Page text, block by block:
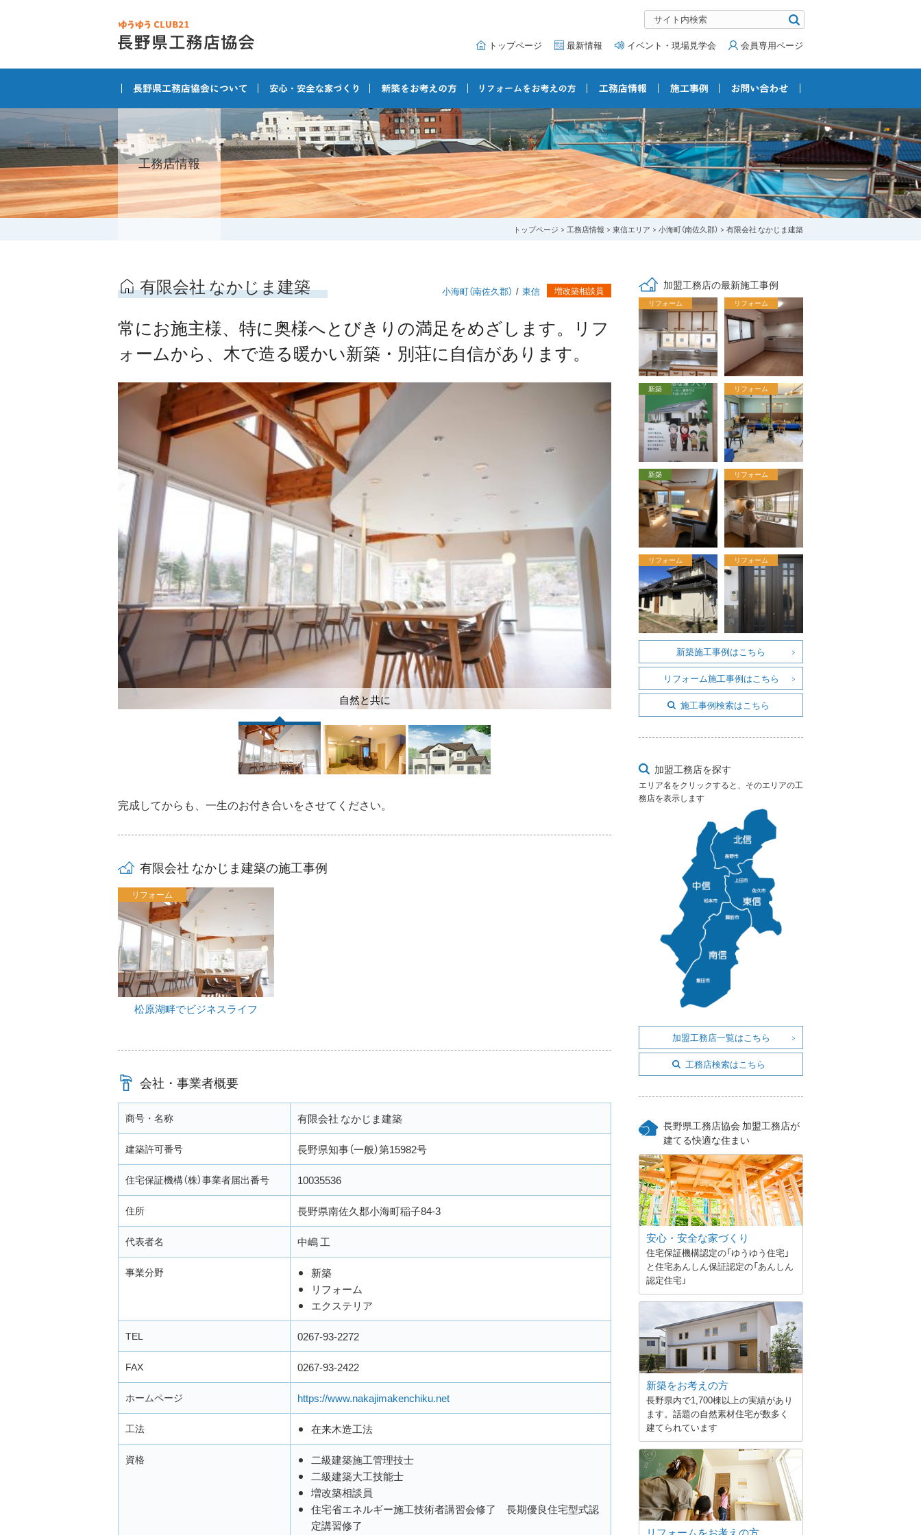
トップページ 最新情報 イベント・現場見学会 会員専用ページ
工務店情報
トップページ 工務店情報 東信エリア 小海町（南佐久郡） 有限会社 なかじま建築
有限会社 なかじま建築 小海町（南佐久郡） 東信 増改築相談員
常にお施主様、特に奥様へとびきりの満足をめざします。リフ
ォームから、木で造る暖かい新築・別荘に自信があります。
あたたかさとその家族にとっての使いやすさ
完成してからも、一生のお付き合いをさせてください。
有限会社 なかじま建築の施工事例
松原湖畔でビジネスライフ
リフォーム
会社・事業者概要
商号・名称 有限会社 なかじま建築
建築許可番号 長野県知事（一般）第15982号
住宅保証機構（株）事業者届出番号 10035536
住所 長野県南佐久郡小海町稲子84-3
代表者名 中嶋 工
事業分野
新築
リフォーム
エクステリア
TEL 0267-93-2272
FAX 0267-93-2422
ホームページ https://www.nakajimakenchiku.net
工法 在来木造工法
資格
二級建築施工管理技士
二級建築大工技能士
増改築相談員
住宅省エネルギー施工技術者講習会修了 長期優良住宅型式認
定講習修了
加盟工務店の最新施工事例
リフォーム リフォーム
新築 リフォーム
新築 リフォーム
リフォーム リフォーム
新築施工事例はこちら
リフォーム施工事例はこちら
施工事例検索はこちら
加盟工務店を探す
エリア名をクリックすると、そのエリアの工
務店を表示します
加盟工務店一覧はこちら
工務店検索はこちら
長野県工務店協会 加盟工務店が
建てる快適な住まい
安心・安全な家づくり
住宅保証機構認定の「ゆうゆう住宅」
と住宅あんしん保証認定の「あんしん
認定住宅」
新築をお考えの方
長野県内で1,700棟以上の実績があり
ます。話題の自然素材住宅が数多く
建てられています